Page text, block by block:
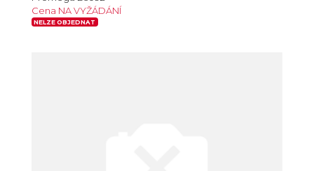
Cena NA VYŽÁDÁNÍ
NELZE OBJEDNAT